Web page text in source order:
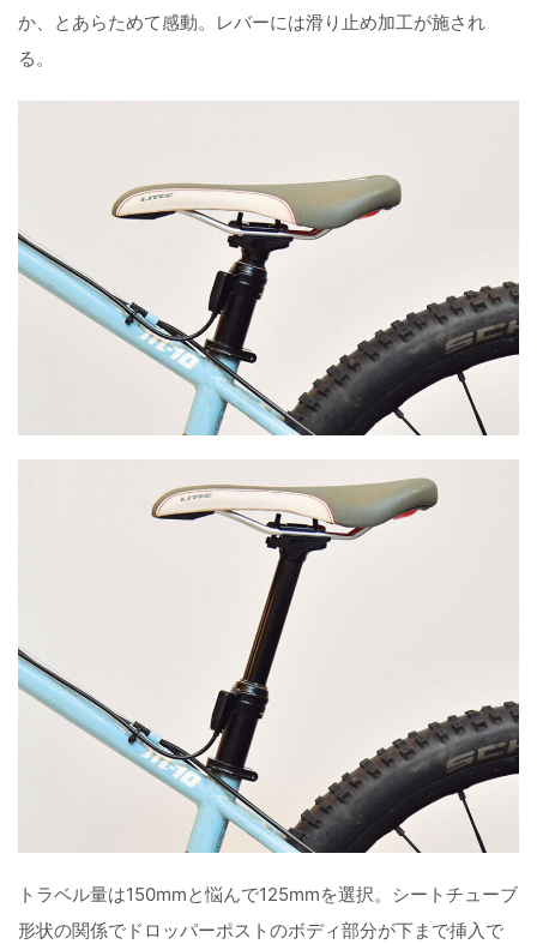
か、とあらためて感動。レバーには滑り止め加工が施され
る。
トラベル量は150mmと悩んで125mmを選択。シートチューブ
形状の関係でドロッパーポストのボディ部分が下まで挿入で